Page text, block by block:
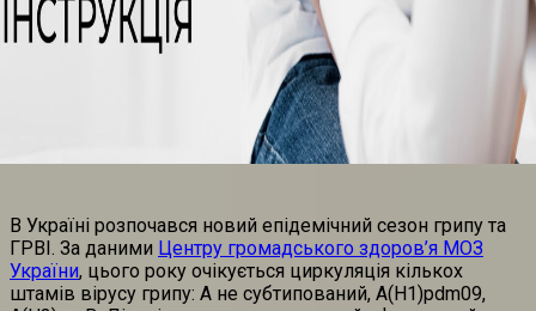
В Україні розпочався новий епідемічний сезон грипу та
ГРВІ. За даними Центру громадського здоров’я МОЗ
України, цього року очікується циркуляція кількох
штамів вірусу грипу: А не субтипований, А(H1)pdm09,